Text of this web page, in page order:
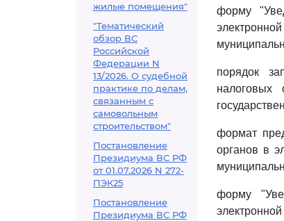
жилые помещения"
"Тематический
обзор ВС
Российской
Федерации N
13/2026. О судебной
практике по делам,
связанным с
самовольным
строительством"
Постановление
Президиума ВС РФ
от 01.07.2026 N 272-
ПЭК25
Постановление
Президиума ВС РФ
форму
порядок
налоговых
формат
органов в
форму